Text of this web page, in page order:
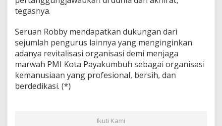
tegasnya.
Seruan Robby mendapatkan dukungan dari
sejumlah pengurus lainnya yang menginginkan
adanya revitalisasi organisasi demi menjaga
marwah PMI Kota Payakumbuh sebagai organisasi
kemanusiaan yang profesional, bersih, dan
berdedikasi. (*)
Ikuti Kami